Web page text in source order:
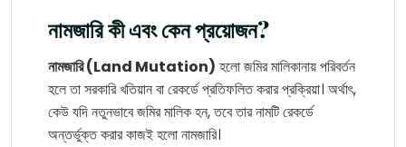
নামজারি কী এবং কেন প্রয়োজন?
নামজারি (Land Mutation) হলো জমির মালিকানায় পরিবর্তন
হলে তা সরকারি খতিয়ান বা রেকর্ডে প্রতিফলিত করার প্রক্রিয়া। অর্থাৎ,
কেউ যদি নতুনভাবে জমির মালিক হন, তবে তার নামটি রেকর্ডে
অন্তর্ভুক্ত করার কাজই হলো নামজারি।